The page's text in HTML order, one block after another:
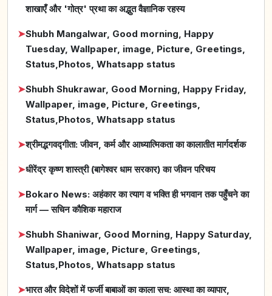
शाखाएँ और 'गोत्र' प्रथा का अद्भुत वैज्ञानिक रहस्य
➤Shubh Mangalwar, Good morning, Happy
Tuesday, Wallpaper, image, Picture, Greetings,
Status,Photos, Whatsapp status
➤Shubh Shukrawar, Good Morning, Happy Friday,
Wallpaper, image, Picture, Greetings,
Status,Photos, Whatsapp status
➤श्रीमद्भगवद्गीता: जीवन, कर्म और आध्यात्मिकता का कालातीत मार्गदर्शक
➤धीरेंद्र कृष्ण शास्त्री (बागेश्वर धाम सरकार) का जीवन परिचय
➤Bokaro News: अहंकार का त्याग व भक्ति ही भगवान तक पहुँचने का
मार्ग — सचिन कौशिक महाराज
➤Shubh Shaniwar, Good Morning, Happy Saturday,
Wallpaper, image, Picture, Greetings,
Status,Photos, Whatsapp status
➤भारत और विदेशों में फर्जी बाबाओं का काला सच: आस्था का व्यापार,